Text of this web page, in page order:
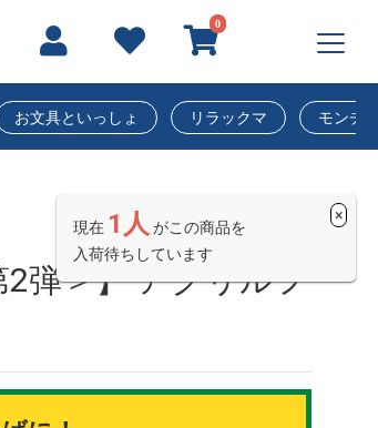
0
お文具といっしょ リラックマ モンチ
現在 1人 がこの商品を
入荷待ちしています
×
2弾＞】 アクリルフ